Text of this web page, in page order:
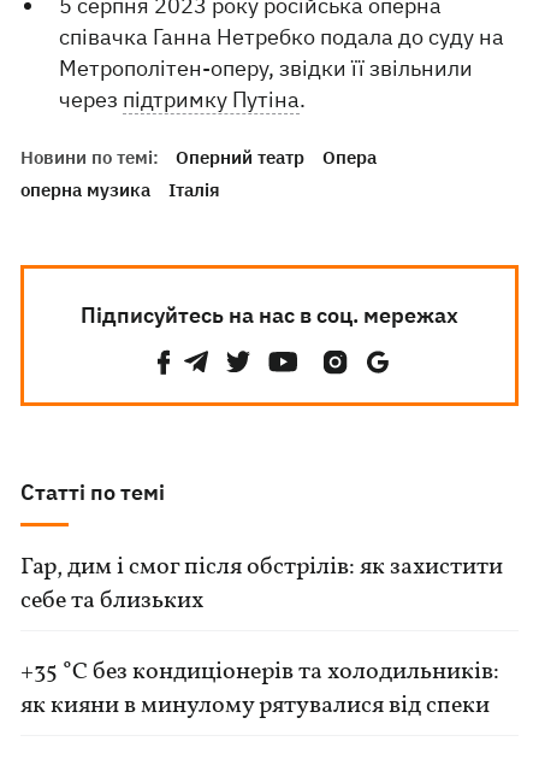
співачка Ганна Нетребко подала до суду на
Метрополітен-оперу, звідки її звільнили
через підтримку Путіна.
Новини по темі: Оперний театр
Опера
оперна музика
Італія
Підписуйтесь на нас в соц. мережах
Статті по темі
Гар, дим і смог після обстрілів: як захистити
себе та близьких
+35 °C без кондиціонерів та холодильників:
як кияни в минулому рятувалися від спеки